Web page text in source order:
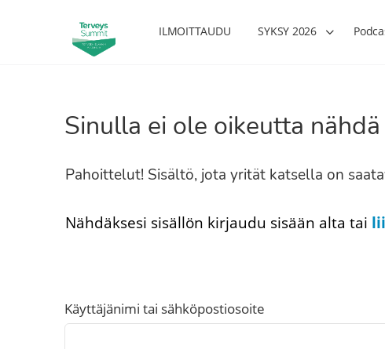
ILMOITTAUDU SYKSY 2026
Sinulla ei ole oikeutta
Pahoittelut! Sisältö, jota yrität katsella on
Nähdäksesi sisällön kirjaudu sisään alta tai
Käyttäjänimi tai sähköpostiosoite